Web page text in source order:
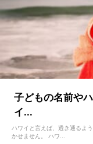
子どもの名前や
イ...
ハワイと言えば、透き通るよ
かせません。 ハワ...